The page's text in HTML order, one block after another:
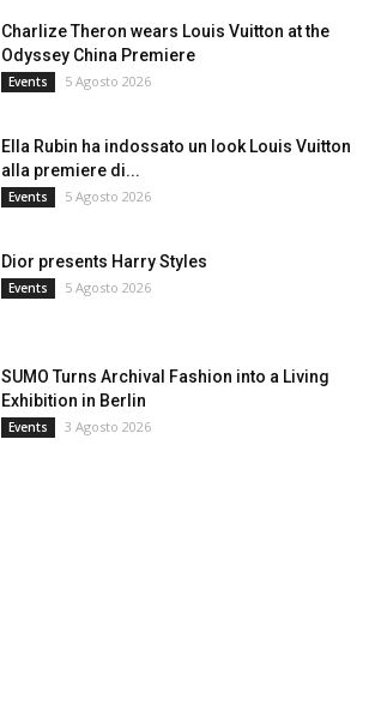
Charlize Theron wears Louis Vuitton at the
Odyssey China Premiere
Events 5 Agosto 2026
Ella Rubin ha indossato un look Louis Vuitton
alla premiere di...
Events 5 Agosto 2026
Dior presents Harry Styles
Events 5 Agosto 2026
SUMO Turns Archival Fashion into a Living
Exhibition in Berlin
Events 3 Agosto 2026